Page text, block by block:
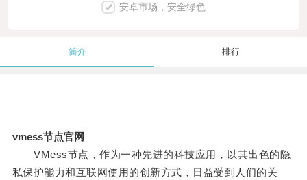
安卓市场，安全绿色
简介 排行
vmess节点官网
VMess节点，作为一种先进的科技应用，以其出色的隐
私保护能力和互联网使用的创新方式，日益受到人们的关